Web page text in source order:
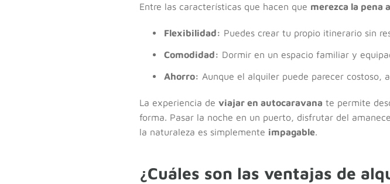
Entre las características que hacen que merezca la pena
Flexibilidad: Puedes crear tu propio itinerario sin
Comodidad: Dormir en un espacio familiar y
Ahorro: Aunque el alquiler puede parecer costoso,
La experiencia de viajar en autocaravana te permite
forma. Pasar la noche en un puerto, disfrutar del
la naturaleza es simplemente impagable.
¿Cuáles son las ventajas de